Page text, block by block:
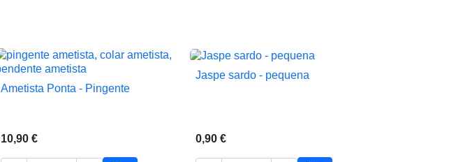
 Vista rápida
Ametista Ponta - Pingente
10,90 €
 Vista rápida
Jaspe sardo - pequena
0,90 €